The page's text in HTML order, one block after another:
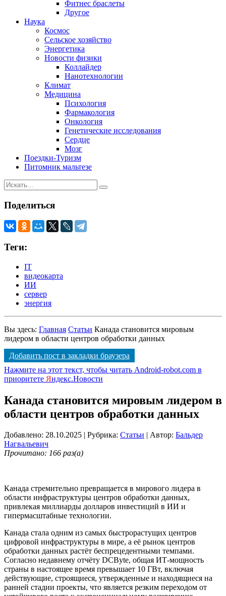
Фитнес браслеты
Другое
Наука
Космос
Сельское хозяйство
Энергетика
Новости физики
Коллайдер
Нанотехнологии
Климат
Медицина
Психология
Фармакология
Онкология
Генетические исследования
Сердце
Мозг
Поездки-Туризм
Питомник мальтезе
Поделиться
Теги:
IT
видеокарта
ИИ
сервер
энергия
Вы здесь: Главная Статьи Канада становится мировым
лидером в области центров обработки данных
Добавить пост в закладки браузера
Нажмите на этот текст, чтобы читать Android-robot.com в
приоритете Яндекс.Новости
Канада становится мировым лидером в
области центров обработки данных
Добавлено: 28.10.2025 | Рубрика: Статьи | Автор: Бальдер
Нагвальевич
Прочитано: 166 раз(а)
Канада стремительно превращается в мирового лидера в
области инфраструктуры центров обработки данных,
привлекая миллиарды долларов инвестиций в ИИ и
гипермасштабные технологии.
Канада стала одним из самых быстрорастущих центров
цифровой инфраструктуры в мире, а её рынок центров
обработки данных растёт беспрецедентными темпами.
Согласно недавнему отчёту DCByte, общая ИТ-мощность
страны в настоящее время превышает 10 ГВт, включая
действующие, строящиеся, утвержденные и находящиеся на
ранней стадии проекты, что является резким переходом от